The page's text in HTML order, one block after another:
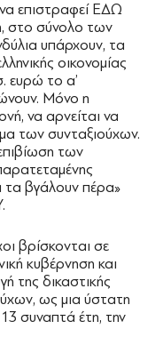
να επιστραφεί ΕΔΩ
στο σύνολο των
υπάρχουν, τα
οικονομίας
ευρώ το α’
Μόνο η
να αρνείται να
των συνταξιούχων.
των
τα βγάλουν πέρα»
βρίσκονται σε
κυβέρνηση και
της δικαστικής
ως μια ύστατη
συναπτά έτη, την